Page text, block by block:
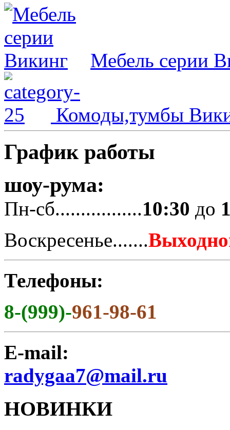
Мебель серии
Комоды,тумбы
График работы
шоу-рума:
Пн-сб.................10:30 до
Воскресенье.......
Телефоны:
8-(999)-961-98-61
E-mail:
radygaa7@mail.ru
НОВИНКИ